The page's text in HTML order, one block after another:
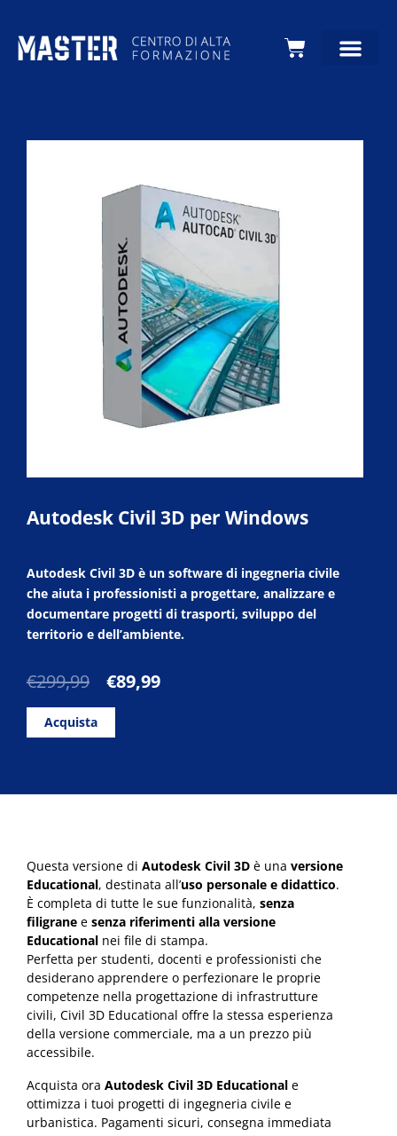
Carrello
Autodesk Civil 3D per Windows
Autodesk Civil 3D è un software di ingegneria civile
che aiuta i professionisti a progettare, analizzare e
documentare progetti di trasporti, sviluppo del
territorio e dell’ambiente.
€299,99
Il
era:
€89,99Il
Acquista
Questa versione di Autodesk Civil 3D è una versione
Educational, destinata all’uso personale e didattico.
È completa di tutte le sue funzionalità, senza
filigrane e senza riferimenti alla versione
Educational nei file di stampa.
Perfetta per studenti, docenti e professionisti che
desiderano apprendere o perfezionare le proprie
competenze nella progettazione di infrastrutture
civili, Civil 3D Educational offre la stessa esperienza
della versione commerciale, ma a un prezzo più
accessibile.
Acquista ora Autodesk Civil 3D Educational e
ottimizza i tuoi progetti di ingegneria civile e
urbanistica. Pagamenti sicuri, consegna immediata